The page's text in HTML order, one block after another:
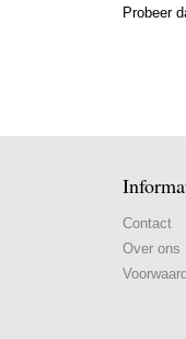
Probeer
Contact
Over ons